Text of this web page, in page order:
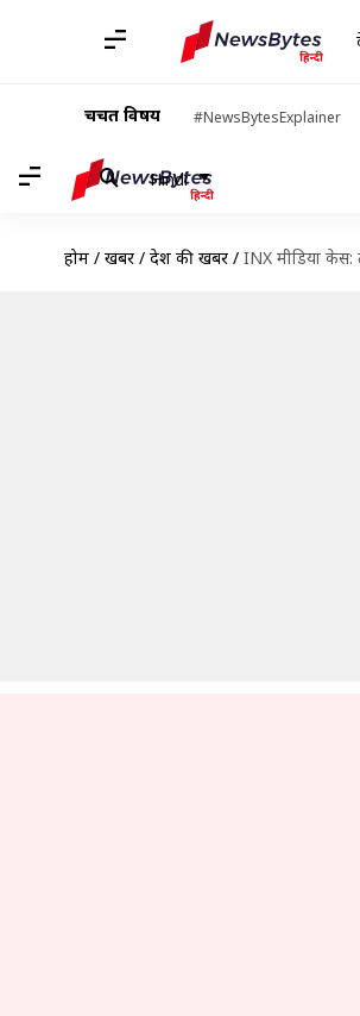
चर्चित विषय #NewsBytesExplainer
Hindi
होम / खबरें / देश की खबरें / INX मीडिया केस: